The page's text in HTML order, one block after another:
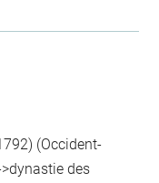
(Occident-
des